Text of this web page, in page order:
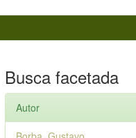
Busca facetada
Autor